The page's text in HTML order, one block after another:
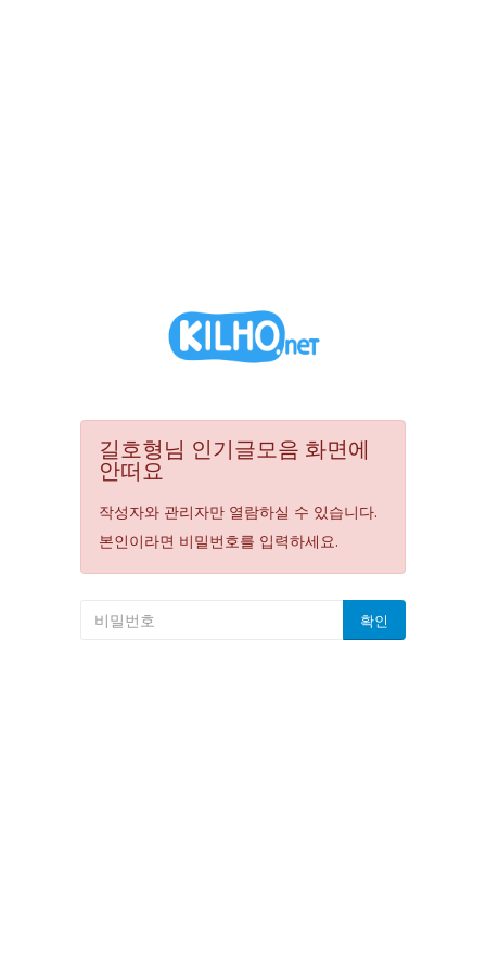
길호형님 인기글모음 화면에
안떠요
작성자와 관리자만 열람하실 수 있습니다.
본인이라면 비밀번호를 입력하세요.
확인